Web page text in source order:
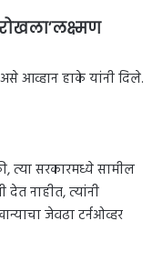
आव्हान हाके यांनी दिले.
त्या सरकारमध्ये सामील
देत नाहीत, त्यांनी
जेवढा टर्नओव्हर